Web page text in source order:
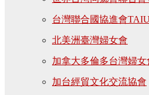
台灣聯合國協進會
北美洲臺灣婦女會
加拿大多倫多台灣婦女
加台經貿文化交流協會